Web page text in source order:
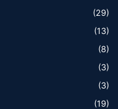
(29)
(13)
(8)
(3)
(3)
(19)